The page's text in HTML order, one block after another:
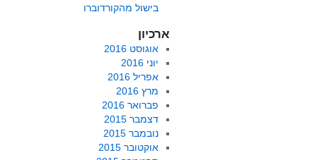
בישול מהקורדוברו
ארכיון
אוגוסט 2016
יוני 2016
אפריל 2016
מרץ 2016
פברואר 2016
דצמבר 2015
נובמבר 2015
אוקטובר 2015